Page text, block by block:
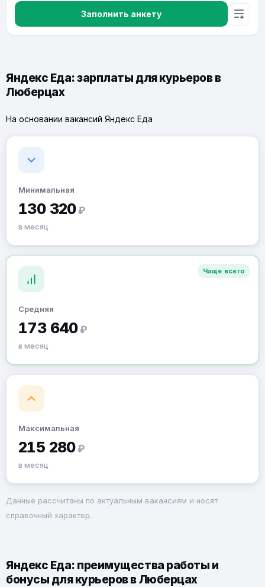
Заполнить анкету
Яндекс Еда: зарплаты для курьеров в
Люберцах
На основании вакансий Яндекс Еда
Минимальная
130 320 ₽
в месяц
Чаще всего
Средняя
173 640 ₽
в месяц
Максимальная
215 280 ₽
в месяц
Данные рассчитаны по актуальным вакансиям и носят
справочный характер.
Яндекс Еда: преимущества работы и
бонусы для курьеров в Люберцах